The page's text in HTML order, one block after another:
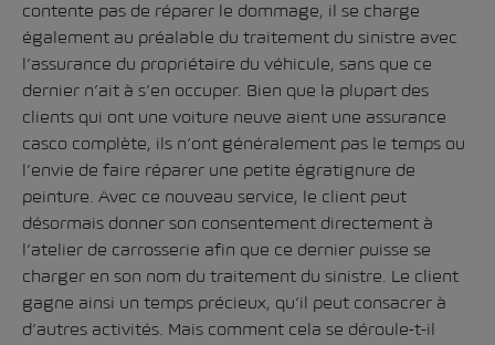
contente pas de réparer le dommage, il se charge
également au préalable du traitement du sinistre avec
l’assurance du propriétaire du véhicule, sans que ce
dernier n’ait à s’en occuper. Bien que la plupart des
clients qui ont une voiture neuve aient une assurance
casco complète, ils n’ont généralement pas le temps ou
l’envie de faire réparer une petite égratignure de
peinture. Avec ce nouveau service, le client peut
désormais donner son consentement directement à
l’atelier de carrosserie afin que ce dernier puisse se
charger en son nom du traitement du sinistre. Le client
gagne ainsi un temps précieux, qu’il peut consacrer à
d’autres activités. Mais comment cela se déroule-t-il